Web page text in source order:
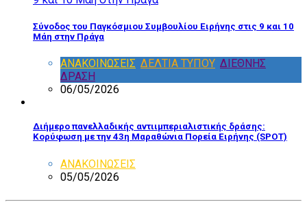
Σύνοδος του Παγκόσμιου Συμβουλίου Ειρήνης στις 9 και 10
Μάη στην Πράγα
ΑΝΑΚΟΙΝΩΣΕΙΣ ΔΕΛΤΙΑ ΤΥΠΟΥ ΔΙΕΘΝΗΣ
ΔΡΑΣΗ
06/05/2026
Διήμερο πανελλαδικής αντιιμπεριαλιστικής δράσης:
Κορύφωση με την 43η Μαραθώνια Πορεία Ειρήνης (SPOT)
ΑΝΑΚΟΙΝΩΣΕΙΣ
05/05/2026